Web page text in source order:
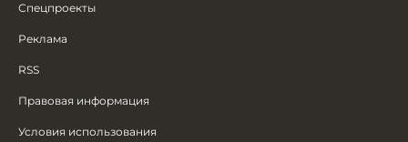
Спецпроекты
Реклама
RSS
Правовая информация
Условия использования